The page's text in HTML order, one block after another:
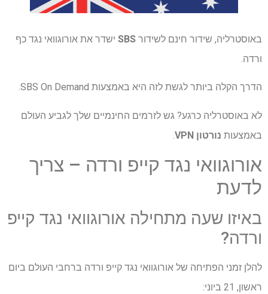
באוסטרליה, שידור חינם לשידור SBS ישדר את אורוגוואי נגד כף
ורדה.
הדרך הקלה ביותר לגשת לזה היא באמצעות SBS On Demand.
לא באוסטרליה כרגע? גש לזרמים החינמיים שלך לגביע העולם
באמצעות נורטון VPN
אורוגוואי נגד קייפ ורדה – צריך
לדעת
באיזו שעה מתחילה אורוגוואי נגד קייפ
ורדה?
להלן זמני הפתיחה של אורוגוואי נגד קייפ ורדה ברחבי העולם ביום
ראשון, 21 ביוני: